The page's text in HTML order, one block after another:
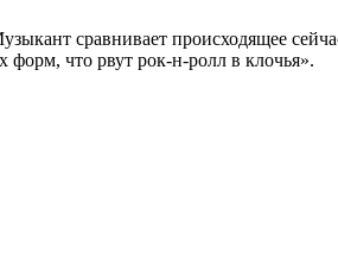
сравнивает происходящее
что рвут рок-н-ролл в клочья».